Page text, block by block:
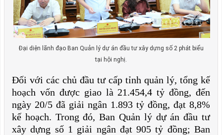
Đại diện lãnh đạo Ban Quản lý dự án đầu tư xây dựng số 2 phát biểu
tại hội nghị.
Đối với các chủ đầu tư cấp tỉnh quản lý, tổng kế
hoạch vốn được giao là 21.454,4 tỷ đồng, đến
ngày 20/5 đã giải ngân 1.893 tỷ đồng, đạt 8,8%
kế hoạch. Trong đó, Ban Quản lý dự án đầu tư
xây dựng số 1 giải ngân đạt 905 tỷ đồng; Ban